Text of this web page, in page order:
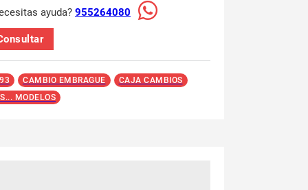
ayuda? 955264080
CAMBIO EMBRAGUE
CAJA CAMBIOS
MODELOS